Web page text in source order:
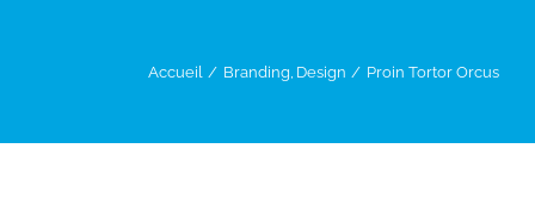
Accueil Branding Design Proin Tortor Orcus